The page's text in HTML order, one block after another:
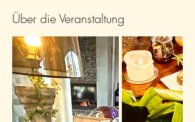
Über die Veranstaltung